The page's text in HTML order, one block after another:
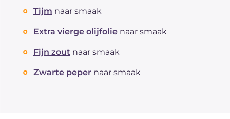
Tijm naar smaak
Extra vierge olijfolie naar smaak
Fijn zout naar smaak
Zwarte peper naar smaak